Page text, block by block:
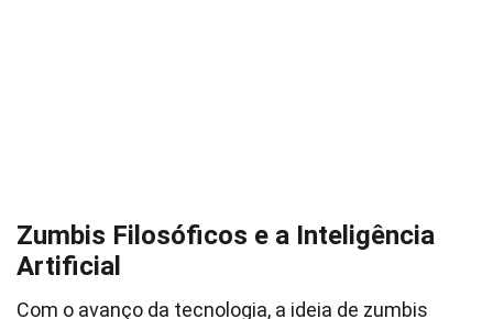
Zumbis Filosóficos e a Inteligência
Artificial
Com o avanço da tecnologia, a ideia de zumbis